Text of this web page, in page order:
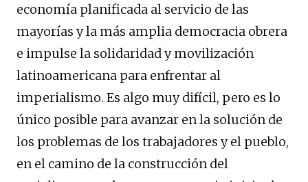
economía planificada al servicio de las
mayorías y la más amplia democracia obrera
e impulse la solidaridad y movilización
latinoamericana para enfrentar al
imperialismo. Es algo muy difícil, pero es lo
único posible para avanzar en la solución de
los problemas de los trabajadores y el pueblo,
en el camino de la construcción del